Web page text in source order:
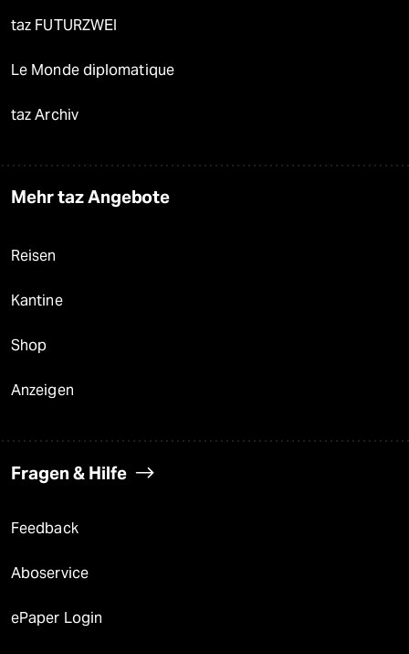
taz FUTURZWEI
Le Monde diplomatique
taz Archiv
Mehr taz Angebote
Reisen
Kantine
Shop
Anzeigen
Fragen & Hilfe
Feedback
Aboservice
ePaper Login